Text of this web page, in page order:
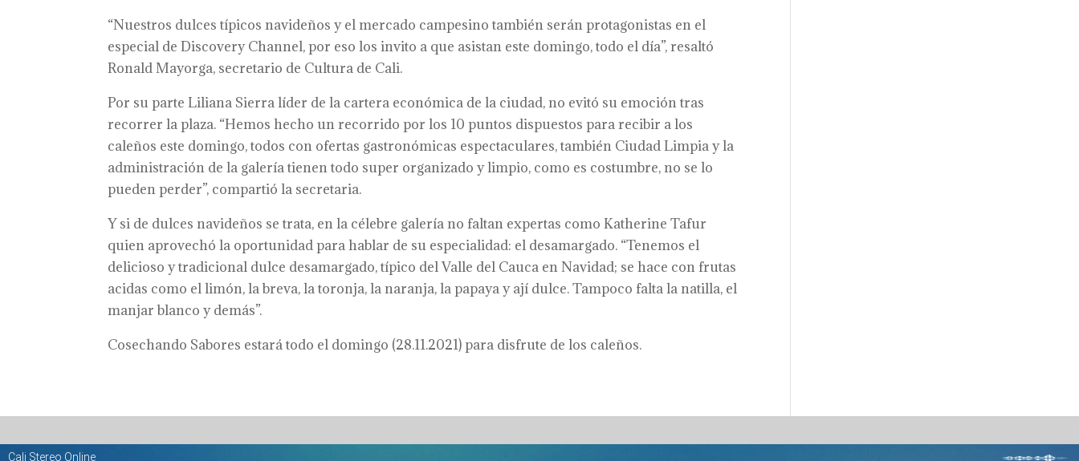
“Nuestros dulces típicos navideños y el mercado campesino también serán protagonistas en el
especial de Discovery Channel, por eso los invito a que asistan este domingo, todo el día”, resaltó
Ronald Mayorga, secretario de Cultura de Cali.
Por su parte Liliana Sierra líder de la cartera económica de la ciudad, no evitó su emoción tras
recorrer la plaza. “Hemos hecho un recorrido por los 10 puntos dispuestos para recibir a los
caleños este domingo, todos con ofertas gastronómicas espectaculares, también Ciudad Limpia y la
administración de la galería tienen todo super organizado y limpio, como es costumbre, no se lo
pueden perder”, compartió la secretaria.
Y si de dulces navideños se trata, en la célebre galería no faltan expertas como Katherine Tafur
quien aprovechó la oportunidad para hablar de su especialidad: el desamargado. “Tenemos el
delicioso y tradicional dulce desamargado, típico del Valle del Cauca en Navidad; se hace con frutas
acidas como el limón, la breva, la toronja, la naranja, la papaya y ají dulce. Tampoco falta la natilla, el
manjar blanco y demás”.
Cosechando Sabores estará todo el domingo (28.11.2021) para disfrute de los caleños.